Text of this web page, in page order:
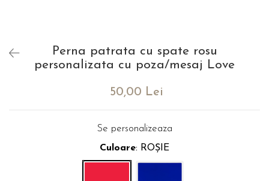
Plachete personalizate
Sort personalizat
Pix personalizat
Pahare personalizate
Perna patrata cu spate rosu
personalizata cu poza/mesaj Love
50,00 Lei
Se personalizeaza
Culoare: ROȘIE